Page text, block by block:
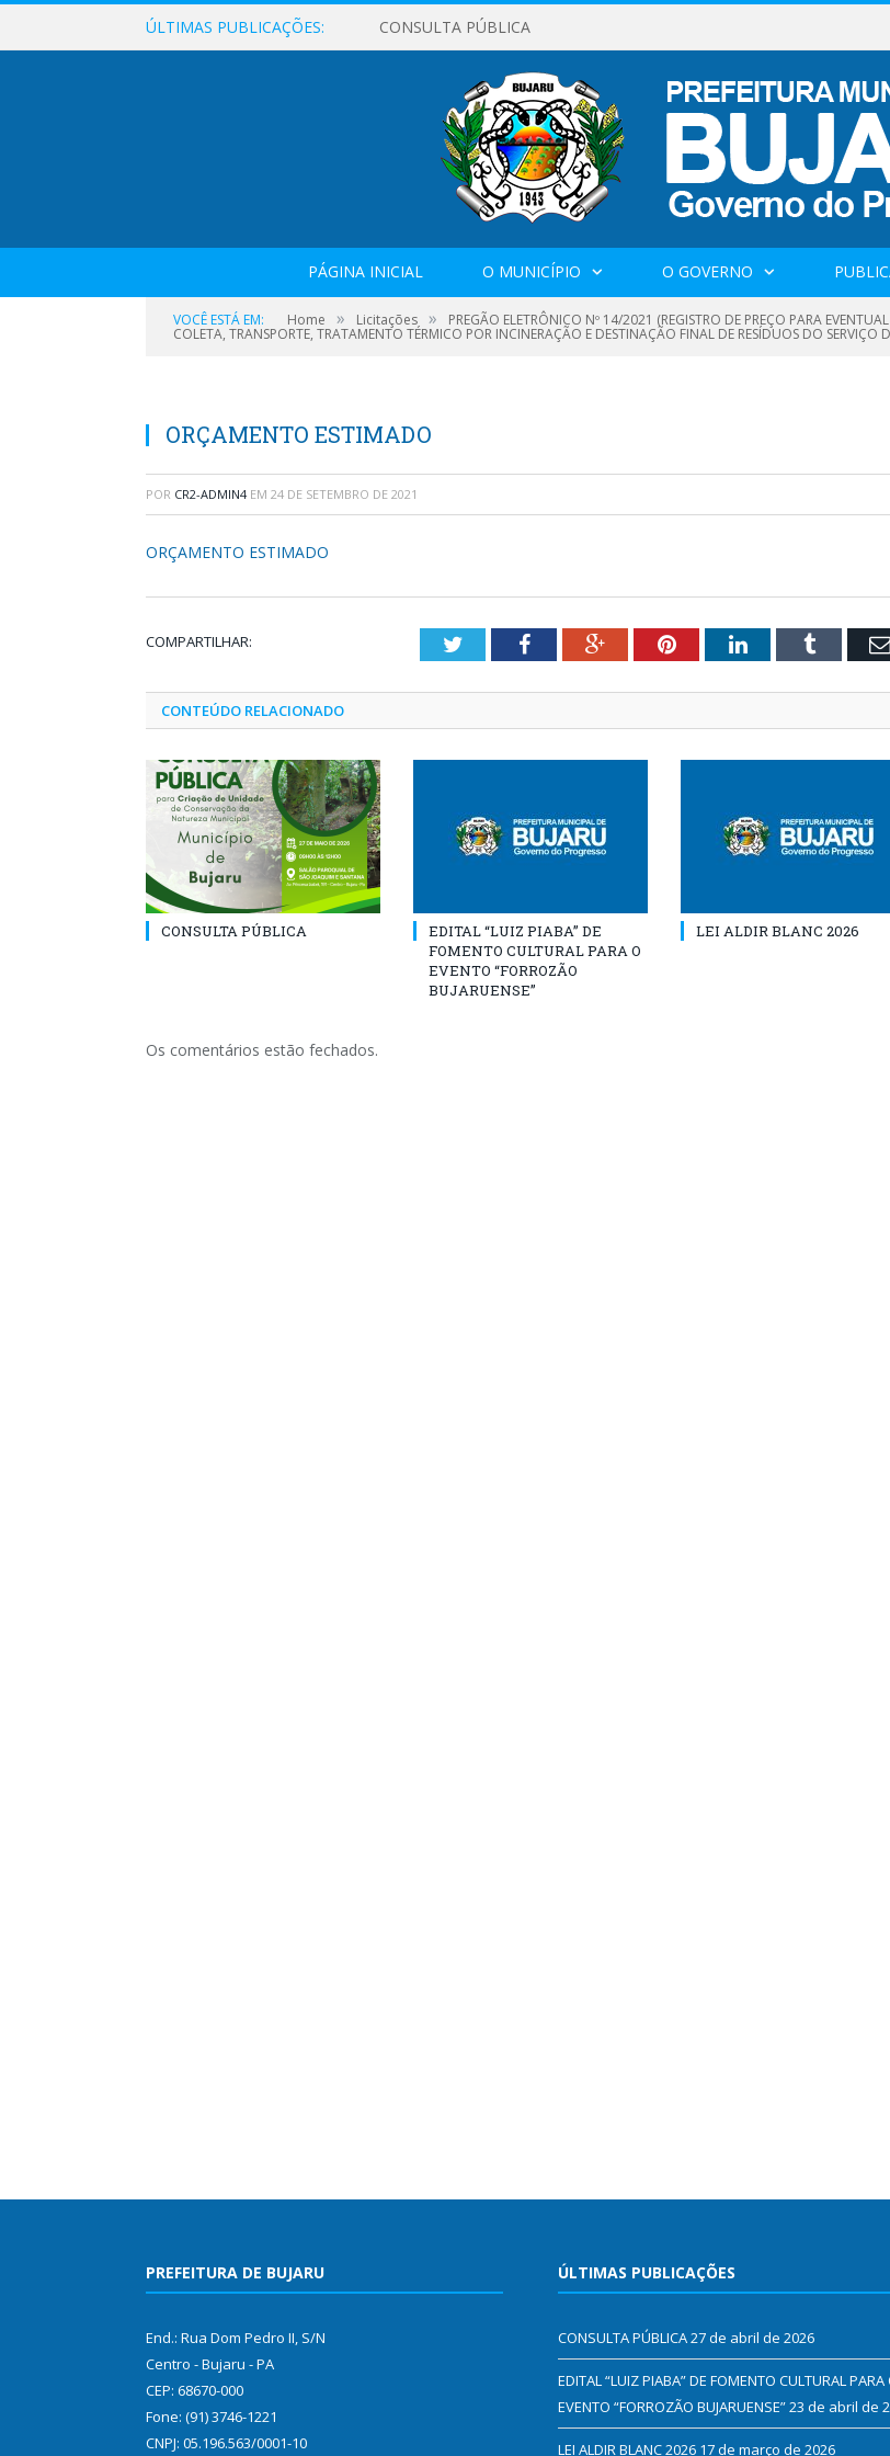
ÚLTIMAS PUBLICAÇÕES: CONSULTA PÚBLICA
PÁGINA INICIAL O MUNICÍPIO O GOVERNO
VOCÊ ESTÁ EM: Home » Licitações » PREGÃO ELETRÔNICO Nº 14/2021 (REGISTRO DE PREÇO PARA
COLETA, TRANSPORTE, TRATAMENTO TÉRMICO POR INCINERAÇÃO E DESTINAÇÃO FINAL DE RESÍDUOS DO SERVIÇO
ORÇAMENTO ESTIMADO
POR CR2-ADMIN4 EM 24 DE SETEMBRO DE 2021
ORÇAMENTO ESTIMADO
COMPARTILHAR: TwitterFacebookGoogle+PinterestLinkedInTumblr
CONTEÚDO RELACIONADO
CONSULTA PÚBLICA
EDITAL “LUIZ PIABA” DE
FOMENTO CULTURAL PARA O
EVENTO “FORROZÃO
BUJARUENSE”
LEI ALDIR BLANC 2026
Os comentários estão fechados.
PREFEITURA DE BUJARU
End.: Rua Dom Pedro II, S/N
Centro - Bujaru - PA
CEP: 68670-000
Fone: (91) 3746-1221
CNPJ: 05.196.563/0001-10
ÚLTIMAS PUBLICAÇÕES
CONSULTA PÚBLICA27 de abril de 2026
EDITAL “LUIZ PIABA” DE FOMENTO CULTURAL PARA
EVENTO “FORROZÃO BUJARUENSE”23 de abril de
LEI ALDIR BLANC 2026 17 de março de 2026